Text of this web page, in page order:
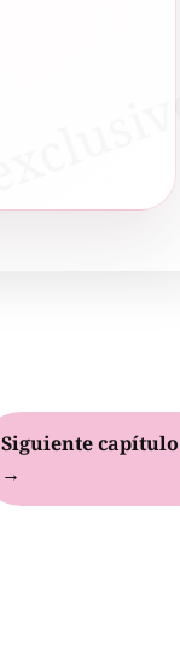
Siguiente capítulo
→